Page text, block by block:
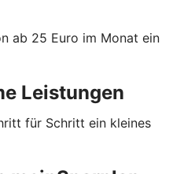
ab 25 Euro im Monat ein
Leistungen
für Schritt ein kleines